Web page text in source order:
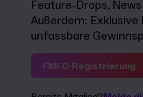
Feature-Drops,
Außerdem: Exklusive
unfassbare
FMFC-Registrierung